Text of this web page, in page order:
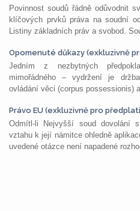
Povinnost soudů řádně odůvodnit
klíčových prvků práva na soudní
Listiny základních práv a svobod.
Opomenuté důkazy (exkluzivně
Jedním z nezbytných
mimořádného – vydržení je
ovládání věci (corpus possessionis)
Právo EU (exkluzivně pro
Odmítl-li Nejvyšší soud dovolání
vztahu k její námitce ohledně
uvedené otázce není napadené